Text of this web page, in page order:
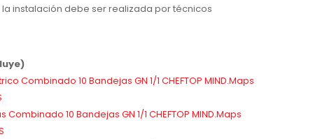
instalación debe ser realizada por técnicos
Combinado 10 Bandejas GN 1/1 CHEFTOP MIND.Maps
10 Bandejas GN 1/1 CHEFTOP MIND.Maps